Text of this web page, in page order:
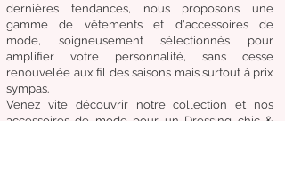
dernières tendances, nous proposons une
gamme de vêtementset d'accessoires de
mode,
soigneusementsélectionnés pour
amplifier votre personnalité, sans cesse
renouvelée aux fil des saisons mais surtout à prix
sympas.
Venez vite découvrirnotre collection et nos
accessoires de mode pour un Dressing chic &